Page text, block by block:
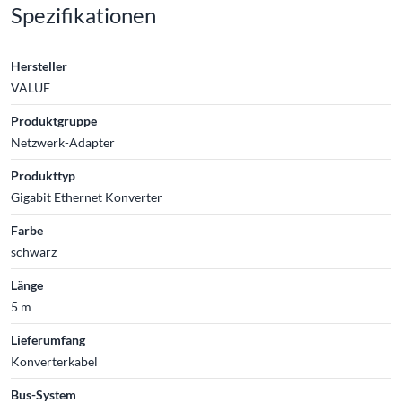
Spezifikationen
Hersteller
VALUE
Produktgruppe
Netzwerk-Adapter
Produkttyp
Gigabit Ethernet Konverter
Farbe
schwarz
Länge
5 m
Lieferumfang
Konverterkabel
Bus-System